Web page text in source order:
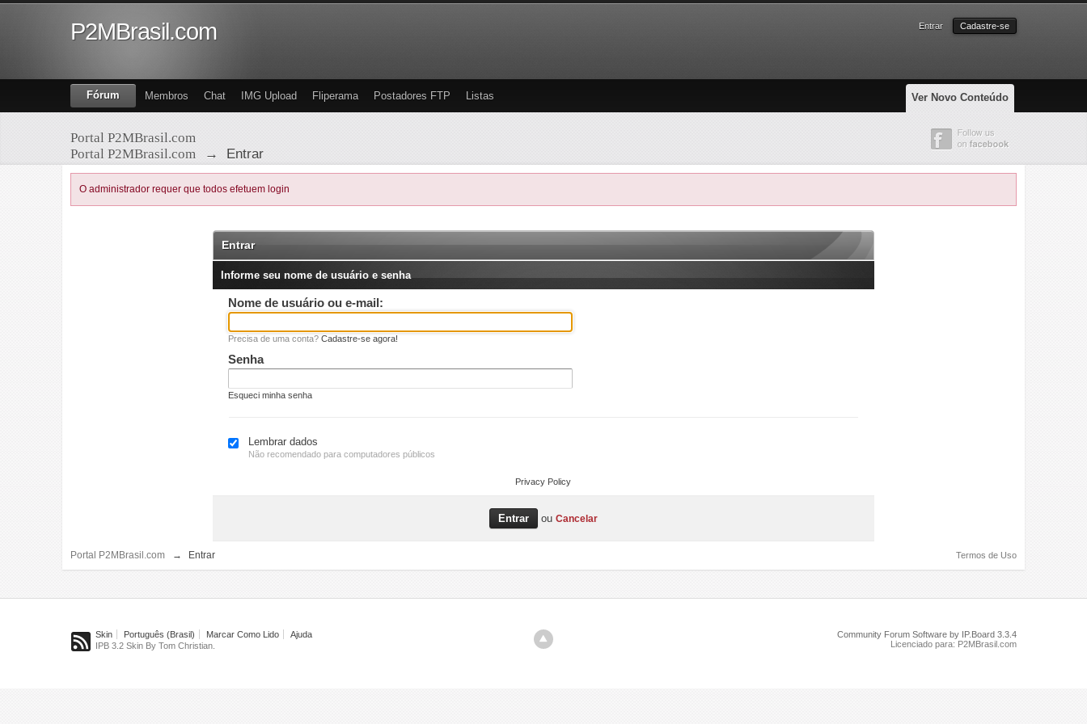
P2MBrasil.com Entrar Cadastre-se
Ver Novo Conteúdo
Fórum Membros Chat IMG Upload Fliperama Postadores FTP Listas
Portal P2MBrasil.com
Portal P2MBrasil.com
→ Entrar
O administrador requer que todos efetuem login
Entrar
Informe seu nome de usuário e senha
Nome de usuário ou e-mail:
Precisa de uma conta? Cadastre-se agora!
Senha
Esqueci minha senha
Lembrar dados
Não recomendado para computadores públicos
Privacy Policy
ou Cancelar
Portal P2MBrasil.com → Entrar Termos de Uso
Skin Português (Brasil) Marcar Como Lido
Ajuda
IPB 3.2 Skin By Tom Christian.
Community Forum Software by IP.Board 3.3.4
Licenciado para: P2MBrasil.com